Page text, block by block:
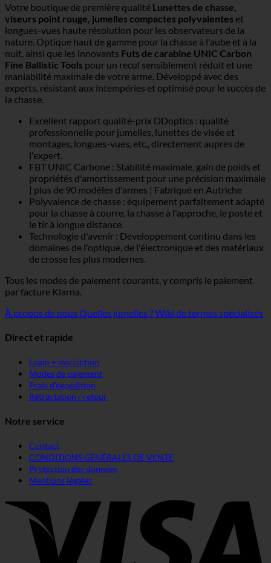
Votre boutique de première qualité Lunettes de chasse,
viseurs point rouge, jumelles compactes polyvalentes et
longues-vues haute résolution pour les observateurs de la
nature. Optique haut de gamme pour la chasse à l'aube et à la
nuit, ainsi que les innovants Futs de carabine UNIC Carbon
Fine Ballistic Tools pour un recul sensiblement réduit et une
maniabilité maximale de votre arme. Développé avec des
experts, résistant aux intempéries et optimisé pour le succès de
la chasse.
Excellent rapport qualité-prix DDoptics : qualité
professionnelle pour jumelles, lunettes de visée et
montages, longues-vues, etc., directement auprès de
l'expert.
FBT UNIC Carbone : Stabilité maximale, gain de poids et
propriétés d'amortissement pour une précision maximale
| plus de 90 modèles d'armes | Fabriqué en Autriche
Polyvalence de chasse : équipement parfaitement adapté
pour la chasse à courre, la chasse à l'approche, le poste et
le tir à longue distance.
Technologie d'avenir : Développement continu dans les
domaines de l'optique, de l'électronique et des matériaux
de crosse les plus modernes.
Tous les modes de paiement courants, y compris le paiement
par facture Klarna.
À propos de nousQuelles jumelles ?Wiki de termes spécialisés
Direct et rapide
Login + inscription
Modes de paiement
Frais d'expédition
Rétractation / retour
Notre service
Contact
CONDITIONS GÉNÉRALES DE VENTE
Protection des données
Mentions légales